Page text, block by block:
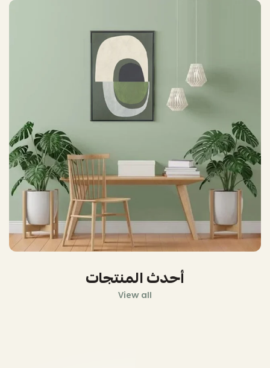
أحدث المنتجات
View all